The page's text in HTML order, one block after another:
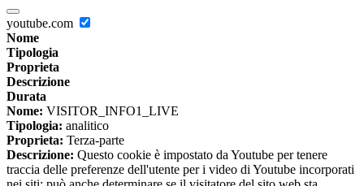
youtube.com
Nome
Tipologia
Proprieta
Descrizione
Durata
Nome: VISITOR_INFO1_LIVE
Tipologia: analitico
Proprieta: Terza-parte
Descrizione: Questo cookie è impostato da Youtube per tenere
traccia delle preferenze dell'utente per i video di Youtube incorporati